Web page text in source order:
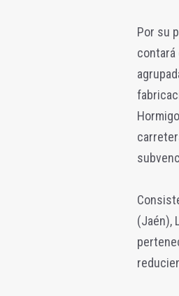
Por su
contará
(Jaén),